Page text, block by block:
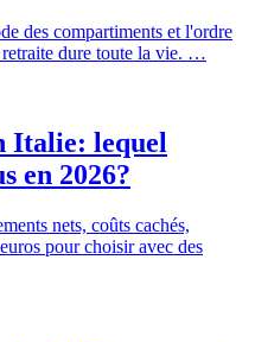
des compartiments et l'ordre
dure toute la vie. …
Italie: lequel
en 2026?
nets, coûts cachés,
pour choisir avec des